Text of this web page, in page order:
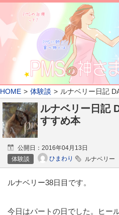
HOME 体験談 ルナベリー日記
ルナベリー日記
すすめ本
公開日： 2016年04月13日
体験談
ひまわり ルナベリー
ルナベリー38日目です。
今日はパートの日でした。ヒー